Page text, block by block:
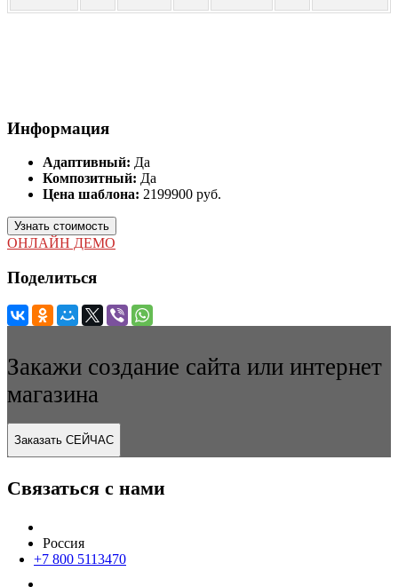
Информация
Адаптивный: Да
Композитный: Да
Цена шаблона: 2199900 руб.
Узнать стоимость
ОНЛАЙН ДЕМО
Поделиться
Закажи создание сайта или интернет
магазина
Заказать СЕЙЧАС
Связаться с нами
Россия
+7 800 5113470